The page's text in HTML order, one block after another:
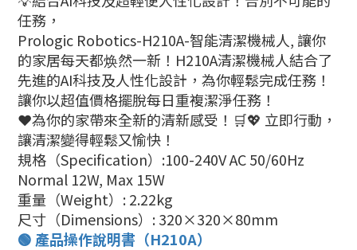
任務，
Prologic Robotics-H210A-智能清潔機械人, 讓你
的家居每天都焕然一新！H210A清潔機械人結合了
先進的AI科技及人性化設計，為你輕鬆完成任務！
讓你以超值價格擺脫每日重複潔淨任務！
❤️為你的家帶來全新的清新感受！🛒💖 立即行動，
讓清潔變得輕鬆又愉快！
規格（Specification）:100-240V AC 50/60Hz
Normal 12W, Max 15W
重量（Weight）: 2.22kg
尺寸（Dimensions）: 320×320×80mm
🟢 產品操作說明書（H210A）